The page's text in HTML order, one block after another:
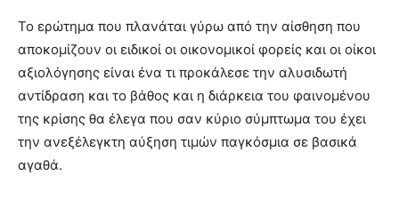
Το ερώτημα που πλανάται γύρω από την αίσθηση που
αποκομίζουν οι ειδικοί οι οικονομικοί φορείς και οι οίκοι
αξιολόγησης είναι ένα τι προκάλεσε την αλυσιδωτή
αντίδραση και το βάθος και η διάρκεια του φαινομένου
της κρίσης θα έλεγα που σαν κύριο σύμπτωμα του έχει
την ανεξέλεγκτη αύξηση τιμών παγκόσμια σε βασικά
αγαθά.